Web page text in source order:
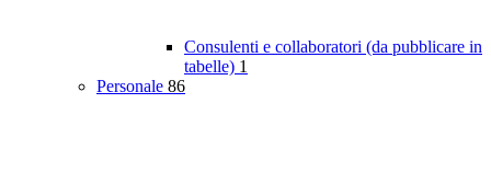
Consulenti e collaboratori (da pubblicare in
tabelle) 1
Personale 86